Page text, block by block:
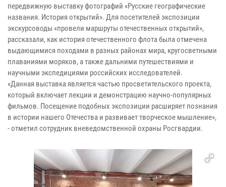
передвижную выставку фотографий «Русские географические
названия. История открытий». Для посетителей экспозиции
экскурсоводы «провели маршруты отечественных открытий»,
рассказали, как история отечественного флота была отмечена
выдающимися походами в разных районах мира, кругосветными
плаваниями моряков, а также дальними путешествиями и
научными экспедициями российских исследователей.
«Данная выставка является частью просветительского проекта,
который включает лекции и демонстрацию научно-популярных
фильмов. Посещение подобных экспозиции расширяет познания
в истории нашего Отечества и развивает творческое мышление»,
- отметил сотрудник вневедомственной охраны Росгвардии.